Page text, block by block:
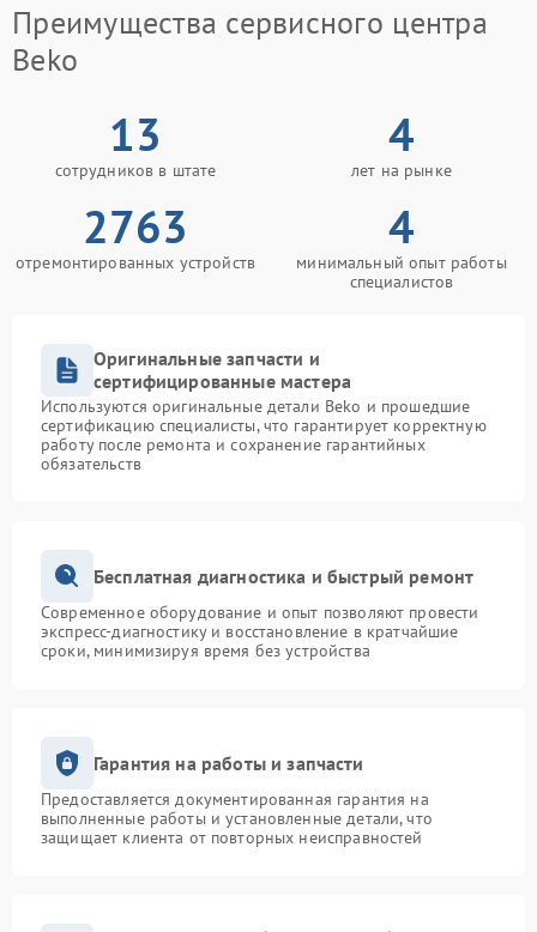
Преимущества сервисного центра
Beko
13
сотрудников в штате
4
лет на рынке
2763
отремонтированных устройств
4
минимальный опыт работы
специалистов
Оригинальные запчасти и
сертифицированные мастера
Используются оригинальные детали Beko и прошедшие
сертификацию специалисты, что гарантирует корректную
работу после ремонта и сохранение гарантийных
обязательств
Бесплатная диагностика и быстрый ремонт
Современное оборудование и опыт позволяют провести
экспресс-диагностику и восстановление в кратчайшие
сроки, минимизируя время без устройства
Гарантия на работы и запчасти
Предоставляется документированная гарантия на
выполненные работы и установленные детали, что
защищает клиента от повторных неисправностей